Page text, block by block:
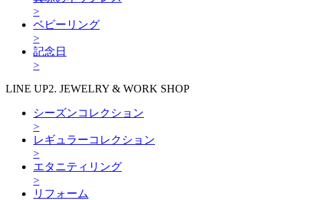
>
ベビーリング
>
記念日
>
LINE UP2. JEWELRY & WORK SHOP
シーズンコレクション
>
レギュラーコレクション
>
エタニティリング
>
リフォーム